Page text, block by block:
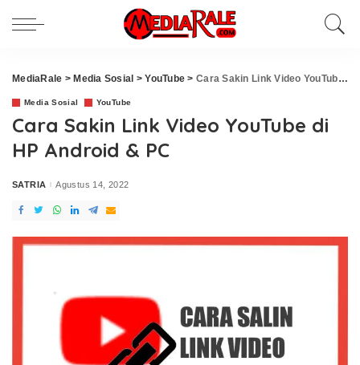
MediaRale > Media Sosial >YouTube >Cara Sakin Link Video YouTube di HP Android & PC
Media Sosial YouTube
Cara Sakin Link Video YouTube di
HP Android & PC
Posted
SATRIA Agustus 14, 2022